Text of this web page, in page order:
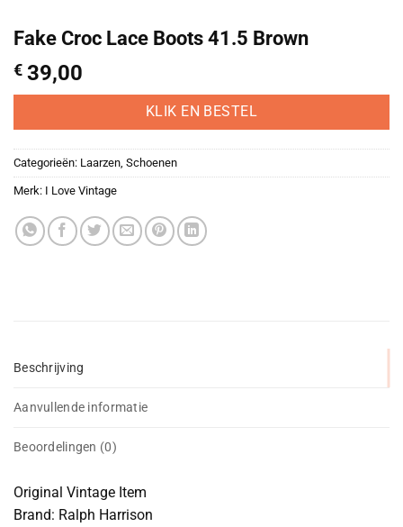
Fake Croc Lace Boots 41.5 Brown
€ 39,00
KLIK EN BESTEL
Categorieën: Laarzen Schoenen
Merk: I Love Vintage
Beschrijving
Aanvullende informatie
Beoordelingen (0)
Original Vintage Item
Brand: Ralph Harrison